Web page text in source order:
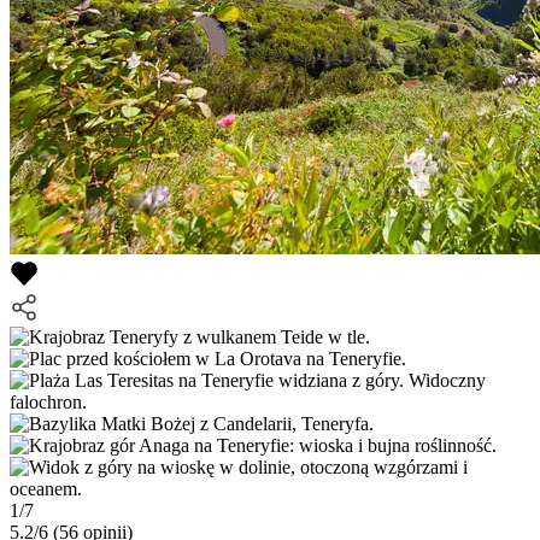
1/7
5.2/6 (56 opinii)